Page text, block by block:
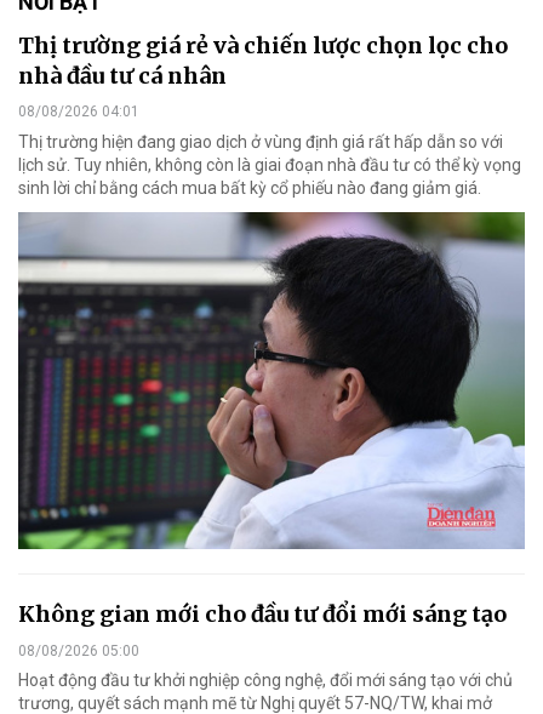
Thị trường giá rẻ và chiến lược chọn lọc cho
nhà đầu tư cá nhân
08/08/2026 04:01
Thị trường hiện đang giao dịch ở vùng định giá rất hấp dẫn so với
lịch sử. Tuy nhiên, không còn là giai đoạn nhà đầu tư có thể kỳ vọng
sinh lời chỉ bằng cách mua bất kỳ cổ phiếu nào đang giảm giá.
Không gian mới cho đầu tư đổi mới sáng tạo
08/08/2026 05:00
Hoạt động đầu tư khởi nghiệp công nghệ, đổi mới sáng tạo với chủ
trương, quyết sách mạnh mẽ từ Nghị quyết 57-NQ/TW, khai mở